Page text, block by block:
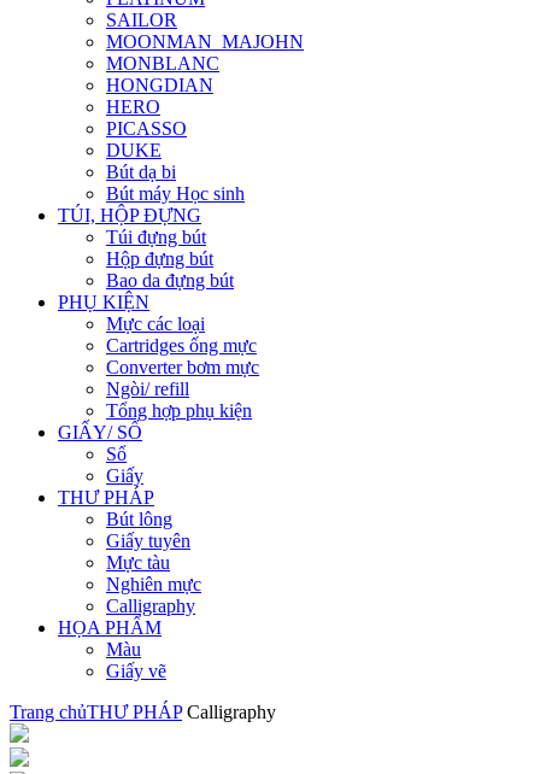
SAILOR
MOONMAN_MAJOHN
MONBLANC
HONGDIAN
HERO
PICASSO
DUKE
Bút dạ bi
Bút máy Học sinh
TÚI, HỘP ĐỰNG
Túi đựng bút
Hộp đựng bút
Bao da đựng bút
PHỤ KIỆN
Mực các loại
Cartridges ống mực
Converter bơm mực
Ngòi/ refill
Tổng hợp phụ kiện
GIẤY/ SỔ
Sổ
Giấy
THƯ PHÁP
Bút lông
Giấy tuyên
Mực tàu
Nghiên mực
Calligraphy
HỌA PHẨM
Màu
Giấy vẽ
Trang chủTHƯ PHÁPCalligraphy